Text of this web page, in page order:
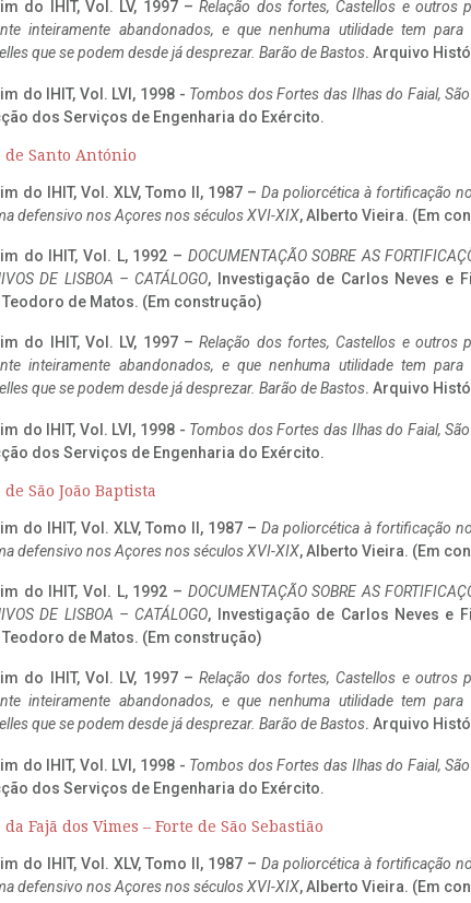
do IHIT, Vol. LV, 1997 –Relação dos fortes, Castellos e outros
inteiramente abandonados, e que nenhuma utilidade tem
que se podem desde já desprezar. Barão de Bastos. Arquivo
do IHIT, Vol. LVI, 1998 - Tombos dos Fortes das Ilhas do Faial,
dos Serviços de Engenharia do Exército.
de Santo António
do IHIT, Vol. XLV, Tomo II, 1987 – Da poliorcética à fortificação
defensivo nos Açores nos séculos XVI-XIX, Alberto Vieira. (Em
do IHIT, Vol. L, 1992 – DOCUMENTAÇÃO SOBRE AS
DE LISBOA – CATÁLOGO, Investigação de Carlos Neves e
de Matos. (Em construção)
do IHIT, Vol. LV, 1997 –Relação dos fortes, Castellos e outros
inteiramente abandonados, e que nenhuma utilidade tem
que se podem desde já desprezar. Barão de Bastos. Arquivo
do IHIT, Vol. LVI, 1998 - Tombos dos Fortes das Ilhas do Faial,
dos Serviços de Engenharia do Exército.
de São João Baptista
do IHIT, Vol. XLV, Tomo II, 1987 – Da poliorcética à fortificação
defensivo nos Açores nos séculos XVI-XIX, Alberto Vieira. (Em
do IHIT, Vol. L, 1992 – DOCUMENTAÇÃO SOBRE AS
DE LISBOA – CATÁLOGO, Investigação de Carlos Neves e
de Matos. (Em construção)
do IHIT, Vol. LV, 1997 –Relação dos fortes, Castellos e outros
inteiramente abandonados, e que nenhuma utilidade tem
que se podem desde já desprezar. Barão de Bastos. Arquivo
do IHIT, Vol. LVI, 1998 - Tombos dos Fortes das Ilhas do Faial,
dos Serviços de Engenharia do Exército.
da Fajã dos Vimes – Forte de São Sebastião
do IHIT, Vol. XLV, Tomo II, 1987 – Da poliorcética à fortificação
defensivo nos Açores nos séculos XVI-XIX, Alberto Vieira. (Em